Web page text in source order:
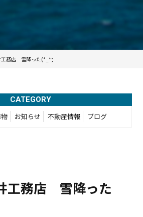
務店 雪降った(*_*;
CATEGORY
お知らせ 不動産情報 ブログ
工務店 雪降った